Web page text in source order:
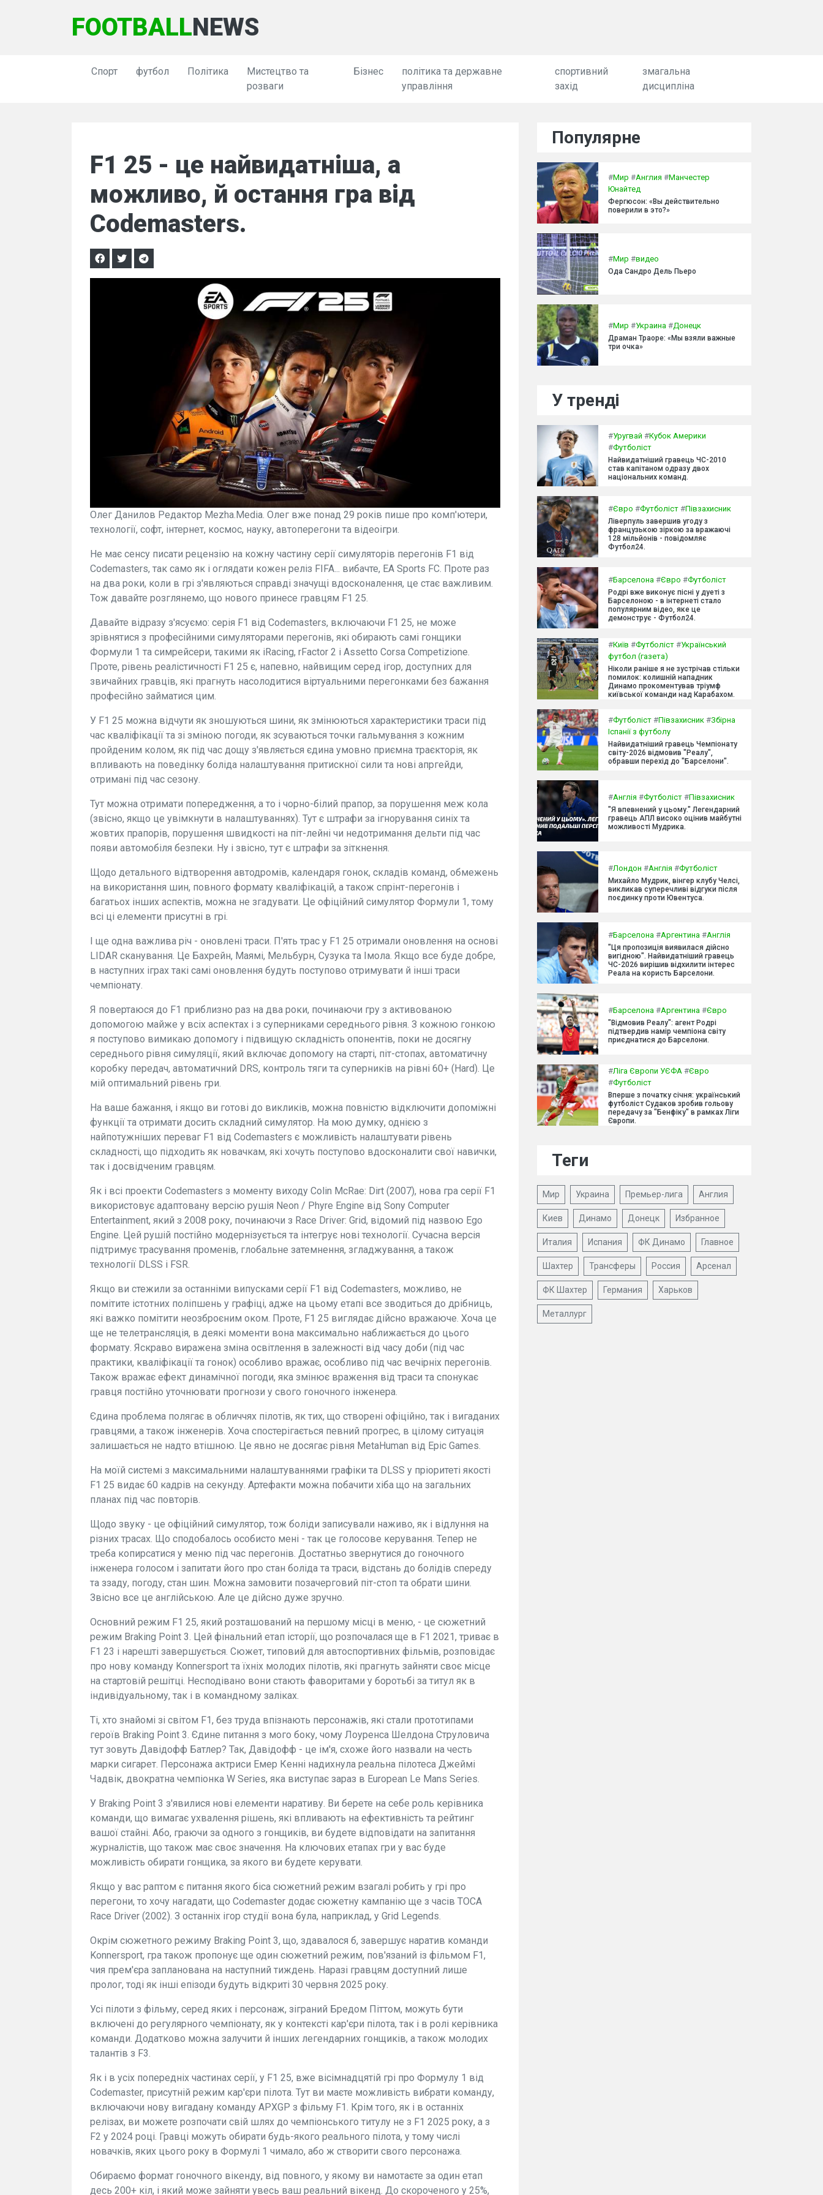
FOOTBALLNEWS
Спорт футбол Політика
Мистецтво та
розваги
Бізнес
політика та державне
управління
спортивний
захід
змагальна
дисципліна
F1 25 - це найвидатніша, а
можливо, й остання гра від
Codemasters.
Олег Данилов Редактор Mezha.Media. Олег вже понад 29 років пише про комп'ютери,
технології, софт, інтернет, космос, науку, автоперегони та відеоігри.
Не має сенсу писати рецензію на кожну частину серії симуляторів перегонів F1 від
Codemasters, так само як і оглядати кожен реліз FIFA... вибачте, EA Sports FC. Проте раз
на два роки, коли в грі з'являються справді значущі вдосконалення, це стає важливим.
Тож давайте розглянемо, що нового принесе гравцям F1 25.
Давайте відразу з'ясуємо: серія F1 від Codemasters, включаючи F1 25, не може
зрівнятися з професійними симуляторами перегонів, які обирають самі гонщики
Формули 1 та симрейсери, такими як iRacing, rFactor 2 і Assetto Corsa Competizione.
Проте, рівень реалістичності F1 25 є, напевно, найвищим серед ігор, доступних для
звичайних гравців, які прагнуть насолодитися віртуальними перегонками без бажання
професійно займатися цим.
У F1 25 можна відчути як зношуються шини, як змінюються характеристики траси під
час кваліфікації та зі зміною погоди, як зсуваються точки гальмування з кожним
пройденим колом, як під час дощу з'являється єдина умовно приємна траєкторія, як
впливають на поведінку боліда налаштування притискної сили та нові апргейди,
отримані під час сезону.
Тут можна отримати попередження, а то і чорно-білий прапор, за порушення меж кола
(звісно, якщо це увімкнути в налаштуваннях). Тут є штрафи за ігнорування синіх та
жовтих прапорів, порушення швидкості на піт-лейні чи недотримання дельти під час
появи автомобіля безпеки. Ну і звісно, тут є штрафи за зіткнення.
Щодо детального відтворення автодромів, календаря гонок, складів команд, обмежень
на використання шин, повного формату кваліфікацій, а також спрінт-перегонів і
багатьох інших аспектів, можна не згадувати. Це офіційний симулятор Формули 1, тому
всі ці елементи присутні в грі.
І ще одна важлива річ - оновлені траси. П'ять трас у F1 25 отримали оновлення на основі
LIDAR сканування. Це Бахрейн, Маямі, Мельбурн, Сузука та Імола. Якщо все буде добре,
в наступних іграх такі самі оновлення будуть поступово отримувати й інші траси
чемпіонату.
Я повертаюся до F1 приблизно раз на два роки, починаючи гру з активованою
допомогою майже у всіх аспектах і з суперниками середнього рівня. З кожною гонкою
я поступово вимикаю допомогу і підвищую складність опонентів, поки не досягну
середнього рівня симуляції, який включає допомогу на старті, піт-стопах, автоматичну
коробку передач, автоматичний DRS, контроль тяги та суперників на рівні 60+ (Hard). Це
мій оптимальний рівень гри.
На ваше бажання, і якщо ви готові до викликів, можна повністю відключити допоміжні
функції та отримати досить складний симулятор. На мою думку, однією з
найпотужніших переваг F1 від Codemasters є можливість налаштувати рівень
складності, що підходить як новачкам, які хочуть поступово вдосконалити свої навички,
так і досвідченим гравцям.
Як і всі проекти Codemasters з моменту виходу Colin McRae: Dirt (2007), нова гра серії F1
використовує адаптовану версію рушія Neon / Phyre Engine від Sony Computer
Entertainment, який з 2008 року, починаючи з Race Driver: Grid, відомий під назвою Ego
Engine. Цей рушій постійно модернізується та інтегрує нові технології. Сучасна версія
підтримує трасування променів, глобальне затемнення, згладжування, а також
технології DLSS і FSR.
Якщо ви стежили за останніми випусками серії F1 від Codemasters, можливо, не
помітите істотних поліпшень у графіці, адже на цьому етапі все зводиться до дрібниць,
які важко помітити неозброєним оком. Проте, F1 25 виглядає дійсно вражаюче. Хоча це
ще не телетрансляція, в деякі моменти вона максимально наближається до цього
формату. Яскраво виражена зміна освітлення в залежності від часу доби (під час
практики, кваліфікації та гонок) особливо вражає, особливо під час вечірніх перегонів.
Також вражає ефект динамічної погоди, яка змінює враження від траси та спонукає
гравця постійно уточнювати прогнози у свого гоночного інженера.
Єдина проблема полягає в обличчях пілотів, як тих, що створені офіційно, так і вигаданих
гравцями, а також інженерів. Хоча спостерігається певний прогрес, в цілому ситуація
залишається не надто втішною. Це явно не досягає рівня MetaHuman від Epic Games.
На моїй системі з максимальними налаштуваннями графіки та DLSS у пріоритеті якості
F1 25 видає 60 кадрів на секунду. Артефакти можна побачити хіба що на загальних
планах під час повторів.
Щодо звуку - це офіційний симулятор, тож боліди записували наживо, як і відлуння на
різних трасах. Що сподобалось особисто мені - так це голосове керування. Тепер не
треба копирсатися у меню під час перегонів. Достатньо звернутися до гоночного
інженера голосом і запитати його про стан боліда та траси, відстань до болідів спереду
та ззаду, погоду, стан шин. Можна замовити позачерговий піт-стоп та обрати шини.
Звісно все це англійською. Але це дійсно дуже зручно.
Основний режим F1 25, який розташований на першому місці в меню, - це сюжетний
режим Braking Point 3. Цей фінальний етап історії, що розпочалася ще в F1 2021, триває в
F1 23 і нарешті завершується. Сюжет, типовий для автоспортивних фільмів, розповідає
про нову команду Konnersport та їхніх молодих пілотів, які прагнуть зайняти своє місце
на стартовій решітці. Несподівано вони стають фаворитами у боротьбі за титул як в
індивідуальному, так і в командному заліках.
Ті, хто знайомі зі світом F1, без труда впізнають персонажів, які стали прототипами
героїв Braking Point 3. Єдине питання з мого боку, чому Лоуренса Шелдона Струловича
тут зовуть Давідофф Батлер? Так, Давідофф - це ім'я, схоже його назвали на честь
марки сигарет. Персонажа актриси Емер Кенні надихнула реальна пілотеса Джеймі
Чадвік, двократна чемпіонка W Series, яка виступає зараз в European Le Mans Series.
У Braking Point 3 з'явилися нові елементи наративу. Ви берете на себе роль керівника
команди, що вимагає ухвалення рішень, які впливають на ефективність та рейтинг
вашої стайні. Або, граючи за одного з гонщиків, ви будете відповідати на запитання
журналістів, що також має своє значення. На ключових етапах гри у вас буде
можливість обирати гонщика, за якого ви будете керувати.
Якщо у вас раптом є питання якого біса сюжетний режим взагалі робить у грі про
перегони, то хочу нагадати, що Codemaster додає сюжетну кампанію ще з часів TOCA
Race Driver (2002). З останніх ігор студії вона була, наприклад, у Grid Legends.
Окрім сюжетного режиму Braking Point 3, що, здавалося б, завершує наратив команди
Konnersport, гра також пропонує ще один сюжетний режим, пов'язаний із фільмом F1,
чия прем'єра запланована на наступний тиждень. Наразі гравцям доступний лише
пролог, тоді як інші епізоди будуть відкриті 30 червня 2025 року.
Усі пілоти з фільму, серед яких і персонаж, зіграний Бредом Піттом, можуть бути
включені до регулярного чемпіонату, як у контексті кар'єри пілота, так і в ролі керівника
команди. Додатково можна залучити й інших легендарних гонщиків, а також молодих
талантів з F3.
Як і в усіх попередніх частинах серії, у F1 25, вже вісімнадцятій грі про Формулу 1 від
Codemaster, присутній режим кар'єри пілота. Тут ви маєте можливість вибрати команду,
включаючи нову вигадану команду APXGP з фільму F1. Крім того, як і в останніх
релізах, ви можете розпочати свій шлях до чемпіонського титулу не з F1 2025 року, а з
F2 у 2024 році. Гравці можуть обирати будь-якого реального пілота, у тому числі
новачків, яких цього року в Формулі 1 чимало, або ж створити свого персонажа.
Обираємо формат гоночного вікенду, від повного, у якому ви намотаєте за один етап
десь 200+ кіл, і який може зайняти увесь ваш реальний вікенд. До скороченого у 25%,
Популярне
#Мир #Англия #Манчестер
Юнайтед
Фергюсон: «Вы действительно
поверили в это?»
#Мир #видео
Ода Сандро Дель Пьеро
#Мир #Украина #Донецк
Драман Траоре: «Мы взяли важные
три очка»
У тренді
#Уругвай #Кубок Америки
#Футболіст
Найвидатніший гравець ЧС-2010
став капітаном одразу двох
національних команд.
#Євро #Футболіст #Півзахисник
Ліверпуль завершив угоду з
французькою зіркою за вражаючі
128 мільйонів - повідомляє
Футбол24.
#Барселона #Євро #Футболіст
Родрі вже виконує пісні у дуеті з
Барселоною - в інтернеті стало
популярним відео, яке це
демонструє - Футбол24.
#Київ #Футболіст #Український
футбол (газета)
Ніколи раніше я не зустрічав стільки
помилок: колишній нападник
Динамо прокоментував тріумф
київської команди над Карабахом.
#Футболіст #Півзахисник #Збірна
Іспанії з футболу
Найвидатніший гравець Чемпіонату
світу-2026 відмовив "Реалу",
обравши перехід до "Барселони".
#Англія #Футболіст #Півзахисник
"Я впевнений у цьому." Легендарний
гравець АПЛ високо оцінив майбутні
можливості Мудрика.
#Лондон #Англія #Футболіст
Михайло Мудрик, вінгер клубу Челсі,
викликав суперечливі відгуки після
поєдинку проти Ювентуса.
#Барселона #Аргентина #Англія
"Ця пропозиція виявилася дійсно
вигідною". Найвидатніший гравець
ЧС-2026 вирішив відхилити інтерес
Реала на користь Барселони.
#Барселона #Аргентина #Євро
"Відмовив Реалу": агент Родрі
підтвердив намір чемпіона світу
приєднатися до Барселони.
#Ліга Європи УЄФА #Євро
#Футболіст
Вперше з початку січня: український
футболіст Судаков зробив гольову
передачу за "Бенфіку" в рамках Ліги
Європи.
Теги
Мир Украина Премьер-лига Англия
Киев Динамо Донецк Избранное
Италия Испания ФК Динамо Главное
Шахтер Трансферы Россия Арсенал
ФК Шахтер Германия Харьков
Металлург